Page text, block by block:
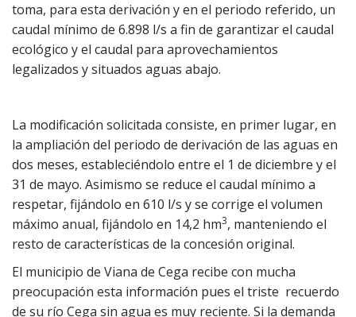
toma, para esta derivación y en el periodo referido, un
caudal mínimo de 6.898 l/s a fin de garantizar el caudal
ecológico y el caudal para aprovechamientos
legalizados y situados aguas abajo.
La modificación solicitada consiste, en primer lugar, en
la ampliación del periodo de derivación de las aguas en
dos meses, estableciéndolo entre el 1 de diciembre y el
31 de mayo. Asimismo se reduce el caudal mínimo a
respetar, fijándolo en 610 l/s y se corrige el volumen
máximo anual, fijándolo en 14,2 hm3, manteniendo el
resto de características de la concesión original.
El municipio de Viana de Cega recibe con mucha
preocupación esta información pues el triste recuerdo
de su río Cega sin agua es muy reciente. Si la demanda